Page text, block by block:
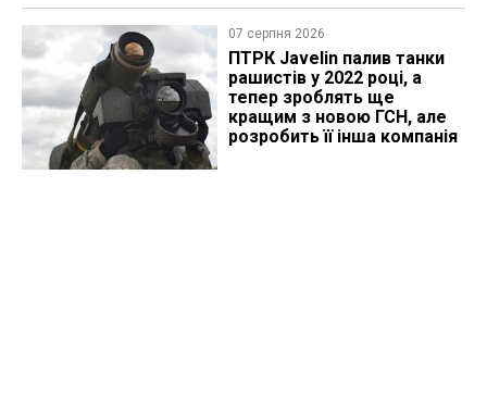
07 серпня 2026
ПТРК Javelin палив танки
рашистів у 2022 році, а
тепер зроблять ще
кращим з новою ГСН, але
розробить її інша компанія